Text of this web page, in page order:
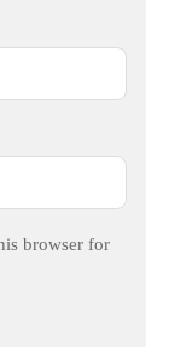
browser for